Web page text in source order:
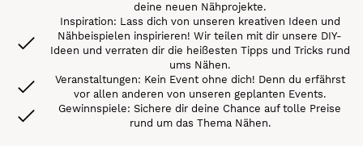
deine neuen Nähprojekte.
Inspiration: Lass dich von unseren kreativen Ideen und
Nähbeispielen inspirieren! Wir teilen mit dir unsere DIY-
Ideen und verraten dir die heißesten Tipps und Tricks rund
ums Nähen.
Veranstaltungen: Kein Event ohne dich! Denn du erfährst
vor allen anderen von unseren geplanten Events.
Gewinnspiele: Sichere dir deine Chance auf tolle Preise
rund um das Thema Nähen.